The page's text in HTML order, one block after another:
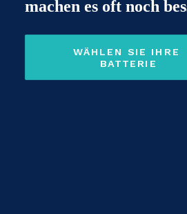
machen es oft noch
WÄHLEN SIE IHRE
BATTERIE